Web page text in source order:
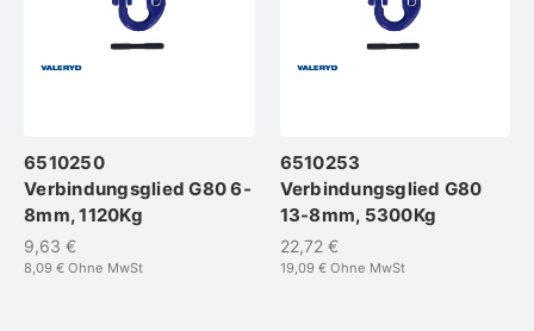
6510250
Verbindungsglied G80 6-
8mm, 1120Kg
9,63 €
8,09 € Ohne MwSt
6510253
Verbindungsglied G80
13-8mm, 5300Kg
22,72 €
19,09 €Ohne MwSt